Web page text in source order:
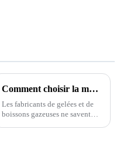
Comment choisir la machine d'emballage pour la gelée ?
Les fabricants de gelées et de
boissons gazeuses ne savent